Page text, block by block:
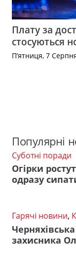
Плату за
стосуються
П’ятниця, 7
Популярні
Суботні поради
Огірки
одразу
Гарячі новини,
захисника